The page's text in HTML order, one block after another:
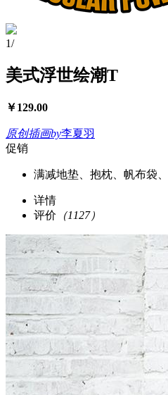
1/
美式浮世绘潮T
￥129.00
原创插画by李夏羽
促销
满减地垫、抱枕、帆布袋
详情
评价 （1127）